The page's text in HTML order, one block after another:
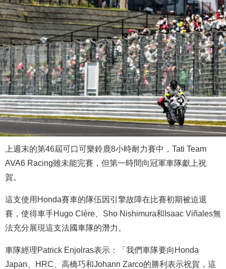
上週末的第46屆可口可樂鈴鹿8小時耐力賽中，Tati Team
AVA6 Racing雖未能完賽，但第一時間向冠軍車隊獻上祝
賀。
這支使用Honda賽車的隊伍因引擎故障在比賽初期被迫退
賽，使得車手Hugo Clère、Sho Nishimura和Isaac Viñales無
法充分展現這支法國車隊的潛力。
車隊經理Patrick Enjolras表示：「我們車隊要向Honda
Japan、HRC、高橋巧和Johann Zarco的勝利表示祝賀，這